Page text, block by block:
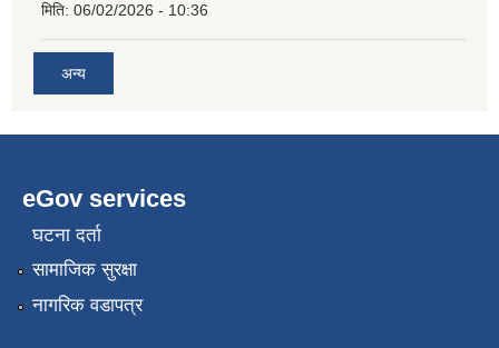
मिति: 06/02/2026 - 10:36
अन्य
eGov services
घटना दर्ता
सामाजिक सुरक्षा
नागरिक वडापत्र